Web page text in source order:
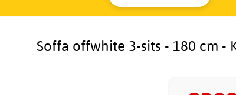
Soffa offwhite 3-sits - 180 cm -